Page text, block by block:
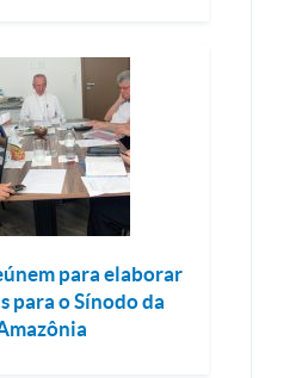
para elaborar
para o Sínodo da